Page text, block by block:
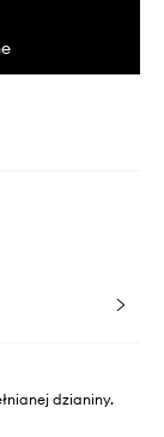
dzianiny.